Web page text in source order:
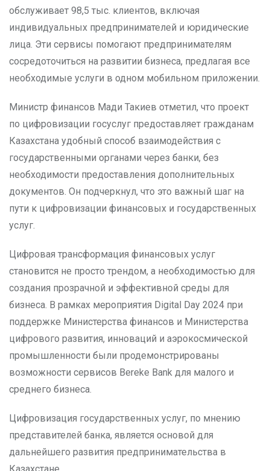
обслуживает 98,5 тыс. клиентов, включая
индивидуальных предпринимателей и юридические
лица. Эти сервисы помогают предпринимателям
сосредоточиться на развитии бизнеса, предлагая все
необходимые услуги в одном мобильном приложении.
Министр финансов Мади Такиев отметил, что проект
по цифровизации госуслуг предоставляет гражданам
Казахстана удобный способ взаимодействия с
государственными органами через банки, без
необходимости предоставления дополнительных
документов. Он подчеркнул, что это важный шаг на
пути к цифровизации финансовых и государственных
услуг.
Цифровая трансформация финансовых услуг
становится не просто трендом, а необходимостью для
создания прозрачной и эффективной среды для
бизнеса. В рамках мероприятия Digital Day 2024 при
поддержке Министерства финансов и Министерства
цифрового развития, инноваций и аэрокосмической
промышленности были продемонстрированы
возможности сервисов Bereke Bank для малого и
среднего бизнеса.
Цифровизация государственных услуг, по мнению
представителей банка, является основой для
дальнейшего развития предпринимательства в